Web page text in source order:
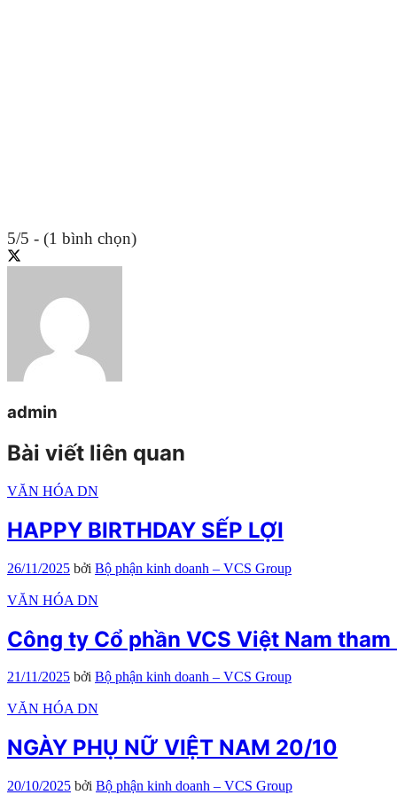
5/5 - (1 bình chọn)
admin
Bài viết liên quan
VĂN HÓA DN
HAPPY BIRTHDAY SẾP LỢI
26/11/2025 bởi Bộ phận kinh doanh – VCS Group
VĂN HÓA DN
Công ty Cổ phần VCS Việt Nam
21/11/2025 bởi Bộ phận kinh doanh – VCS Group
VĂN HÓA DN
NGÀY PHỤ NỮ VIỆT NAM 20/10
20/10/2025 bởi Bộ phận kinh doanh – VCS Group